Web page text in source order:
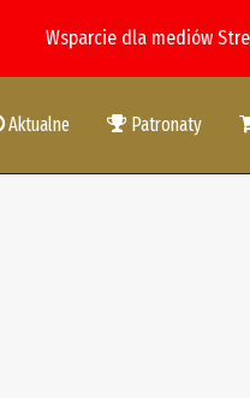
Wsparcie dla mediów
Aktualne Patronaty